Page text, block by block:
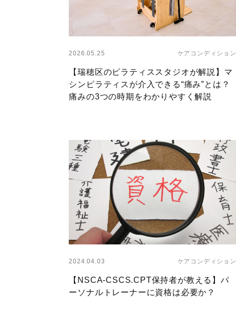
Layer
2026.05.25 ケアコンディション
【瑞穂区のピラティススタジオが解説】マ
シンピラティスが介入できる“痛み”とは？
痛みの3つの時期をわかりやすく解説
Layer
2024.04.03 ケアコンディション
【NSCA-CSCS.CPT保持者が教える】パ
ーソナルトレーナーに資格は必要か？